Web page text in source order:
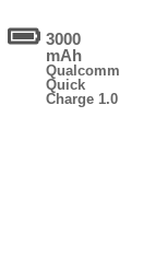
3000
mAh
Qualcomm
Quick
Charge 1.0